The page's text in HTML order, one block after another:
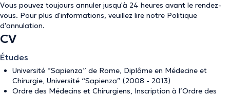
Vous pouvez toujours annuler jusqu'à 24 heures avant le rendez-
vous. Pour plus d'informations, veuillez lire notre Politique
d'annulation.
CV
Études
Université “Sapienza” de Rome, Diplôme en Médecine et
Chirurgie, Université “Sapienza” (2008 - 2013)
Ordre des Médecins et Chirurgiens, Inscription à l’Ordre des